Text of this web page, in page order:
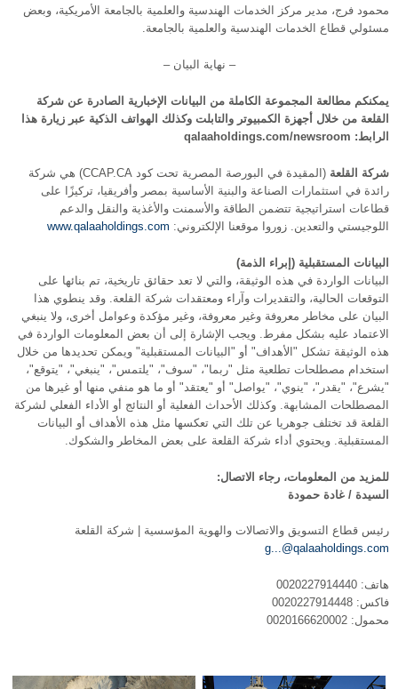
محمود فرج، مدير مركز الخدمات الهندسية والعلمية بالجامعة الأمريكية، وبعض
مسئولي قطاع الخدمات الهندسية والعلمية بالجامعة.
– نهاية البيان –
يمكنكم مطالعة المجموعة الكاملة من البيانات الإخبارية الصادرة عن شركة
القلعة من خلال أجهزة الكمبيوتر والتابلت وكذلك الهواتف الذكية عبر زيارة هذا
الرابط: qalaaholdings.com/newsroom
شركة القلعة
(المقيدة في البورصة المصرية تحت كود CCAP.CA) هي شركة
رائدة في استثمارات الصناعة والبنية الأساسية بمصر وأفريقيا، تركيزًا على
قطاعات استراتيجية تتضمن الطاقة والأسمنت والأغذية والنقل والدعم
اللوجيستي والتعدين. زوروا موقعنا الإلكتروني: www.qalaaholdings.com
البيانات المستقبلية (إبراء الذمة)
البيانات الواردة في هذه الوثيقة، والتي لا تعد حقائق تاريخية، تم بنائها على
التوقعات الحالية، والتقديرات وآراء ومعتقدات شركة القلعة. وقد ينطوي هذا
البيان على مخاطر معروفة وغير معروفة، وغير مؤكدة وعوامل أخرى، ولا ينبغي
الاعتماد عليه بشكل مفرط. ويجب الإشارة إلى أن بعض المعلومات الواردة في
هذه الوثيقة تشكل "الأهداف" أو "البيانات المستقبلية" ويمكن تحديدها من خلال
استخدام مصطلحات تطلعية مثل "ربما"، "سوف"، "يلتمس"، "ينبغي"، "يتوقع"،
"يشرع"، "يقدر"، "ينوي"، "يواصل" أو "يعتقد" أو ما هو منفي منها أو غيرها من
المصطلحات المشابهة. وكذلك الأحداث الفعلية أو النتائج أو الأداء الفعلي لشركة
القلعة قد تختلف جوهريا عن تلك التي تعكسها مثل هذه الأهداف أو البيانات
المستقبلية. ويحتوي أداء شركة القلعة على بعض المخاطر والشكوك.
للمزيد من المعلومات، رجاء الاتصال:
السيدة / غادة حمودة
رئيس قطاع التسويق والاتصالات والهوية المؤسسية | شركة القلعة
g...@qalaaholdings.com
هاتف: 0020227914440
فاكس: 0020227914448
محمول: 0020166620002